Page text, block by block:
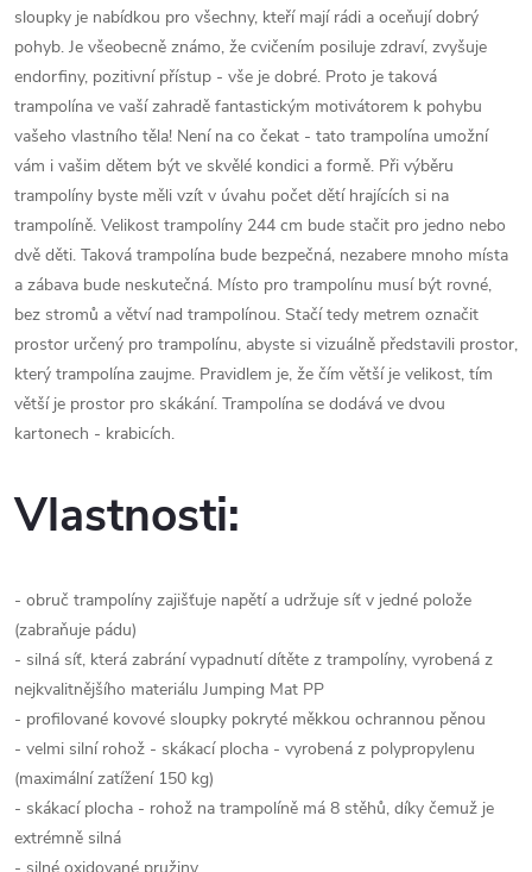
sloupky je nabídkou pro všechny, kteří mají rádi a oceňují dobrý
pohyb. Je všeobecně známo, že cvičením posiluje zdraví, zvyšuje
endorfiny, pozitivní přístup - vše je dobré. Proto je taková
trampolína ve vaší zahradě fantastickým motivátorem k pohybu
vašeho vlastního těla! Není na co čekat - tato trampolína umožní
vám i vašim dětem být ve skvělé kondici a formě. Při výběru
trampolíny byste měli vzít v úvahu počet dětí hrajících si na
trampolíně. Velikost trampolíny 244 cm bude stačit pro jedno nebo
dvě děti. Taková trampolína bude bezpečná, nezabere mnoho místa
a zábava bude neskutečná. Místo pro trampolínu musí být rovné,
bez stromů a větví nad trampolínou. Stačí tedy metrem označit
prostor určený pro trampolínu, abyste si vizuálně představili prostor,
který trampolína zaujme. Pravidlem je, že čím větší je velikost, tím
větší je prostor pro skákání. Trampolína se dodává ve dvou
kartonech - krabicích.
Vlastnosti:
- obruč trampolíny zajišťuje napětí a udržuje síť v jedné polože
(zabraňuje pádu)
- silná síť, která zabrání vypadnutí dítěte z trampolíny, vyrobená z
nejkvalitnějšího materiálu Jumping Mat PP
- profilované kovové sloupky pokryté měkkou ochrannou pěnou
- velmi silní rohož - skákací plocha - vyrobená z polypropylenu
(maximální zatížení 150 kg)
- skákací plocha - rohož na trampolíně má 8 stěhů, díky čemuž je
extrémně silná